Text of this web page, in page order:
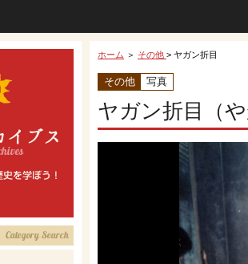
ホーム ＞ その他 > ヤガン折目
その他 写真
ヤガン折目（